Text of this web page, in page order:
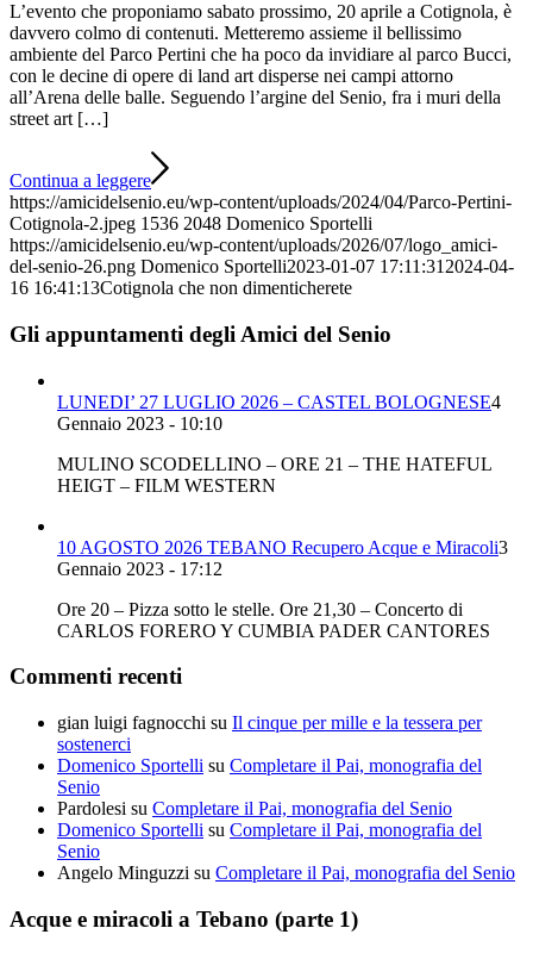
L’evento che proponiamo sabato prossimo, 20 aprile a Cotignola, è
davvero colmo di contenuti. Metteremo assieme il bellissimo
ambiente del Parco Pertini che ha poco da invidiare al parco Bucci,
con le decine di opere di land art disperse nei campi attorno
all’Arena delle balle. Seguendo l’argine del Senio, fra i muri della
street art […]
Continua a leggere
https://amicidelsenio.eu/wp-content/uploads/2024/04/Parco-Pertini-
Cotignola-2.jpeg 1536 2048 Domenico Sportelli
https://amicidelsenio.eu/wp-content/uploads/2026/07/logo_amici-
del-senio-26.png Domenico Sportelli2023-01-07 17:11:31 2024-04-
16 16:41:13Cotignola che non dimenticherete
Gli appuntamenti degli Amici del Senio
LUNEDI’ 27 LUGLIO 2026 – CASTEL BOLOGNESE4
Gennaio 2023 - 10:10
MULINO SCODELLINO – ORE 21 – THE HATEFUL
HEIGT – FILM WESTERN
10 AGOSTO 2026 TEBANO Recupero Acque e Miracoli3
Gennaio 2023 - 17:12
Ore 20 – Pizza sotto le stelle. Ore 21,30 – Concerto di
CARLOS FORERO Y CUMBIA PADER CANTORES
Commenti recenti
gian luigi fagnocchi su Il cinque per mille e la tessera per
sostenerci
Domenico Sportelli su Completare il Pai, monografia del
Senio
Pardolesi su Completare il Pai, monografia del Senio
Domenico Sportelli su Completare il Pai, monografia del
Senio
Angelo Minguzzi su Completare il Pai, monografia del Senio
Acque e miracoli a Tebano (parte 1)